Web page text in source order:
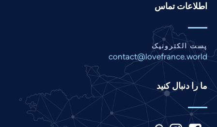
اطلاعات تماس
پست الکترونیک
contact@lovefrance.world
ما را دنبال کنید
Italian
Kannada
Korean
Malay
Marathi
Nepali